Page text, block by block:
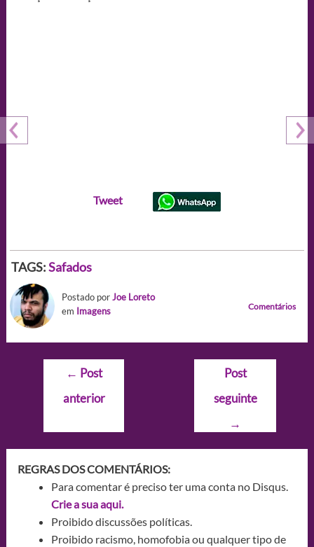
Tweet
TAGS:Safados
Postado porJoe Loreto
em Imagens Comentários
Navegação
Post
← Post
anterior
Post
seguinte
→
REGRAS DOS COMENTÁRIOS:
Para comentar é preciso ter uma conta no Disqus.
Crie a sua aqui.
Proibido discussões políticas.
Proibido racismo, homofobia ou qualquer tipo de